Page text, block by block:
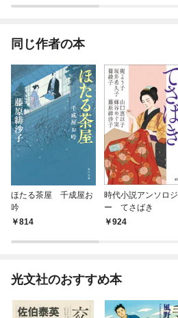
同じ作者の本
ほたる茶屋 千成屋お
吟
814
時代小説アンソロジ
ー てさばき
924
光文社のおすすめ本